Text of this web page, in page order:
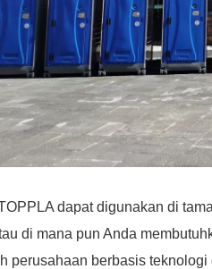
dapat digunakan di
di mana pun Anda
perusahaan berbasis